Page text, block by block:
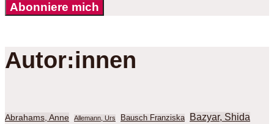
Abonniere mich
Autor:innen
Abrahams, Anne Allemann, Urs Bausch Franziska Bazyar, Shida